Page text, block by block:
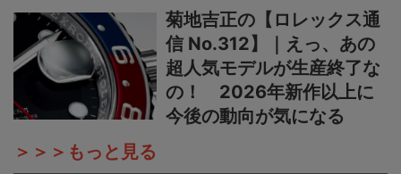
菊地吉正の【ロレックス通
信 No.312】｜えっ、あの
超人気モデルが生産終了な
の！ 2026年新作以上に
今後の動向が気になる
＞＞＞もっと見る